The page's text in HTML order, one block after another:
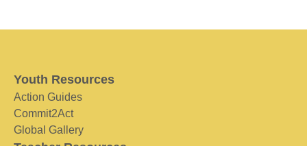
Youth Resources
Action Guides
Commit2Act
Global Gallery